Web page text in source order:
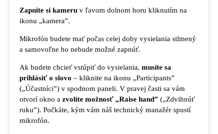
Zapnite si kameru v ľavom dolnom horu kliknutím na
ikonu „kamera”.
Mikrofón budete mať počas celej doby vysielania stlmený
a samovoľne ho nebude možné zapnúť.
Ak budete chcieť vstúpiť do vysielania, musíte sa
prihlásiť o slovo – kliknite na ikonu „Participants”
(„Účastníci”) v spodnom paneli. V pravej časti sa vám
otvorí okno a zvolíte možnosť „Raise hand” („Zdvihnúť
ruku”). Počkáte, kým vám náš technický manažér spustí
mikrofón.